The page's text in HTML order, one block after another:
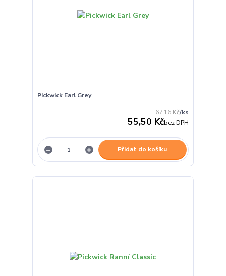
Pickwick Earl Grey
67,16 Kč/ks
55,50 Kčbez DPH
Přidat do košíku